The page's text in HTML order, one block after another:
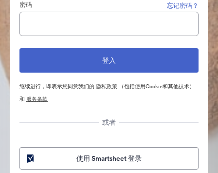
密码 忘记密码？
继续进行，即表示您同意我们的 隐私政策 （包括使用Cookie和其他技术）
和 服务条款
或者
使用 Smartsheet 登录